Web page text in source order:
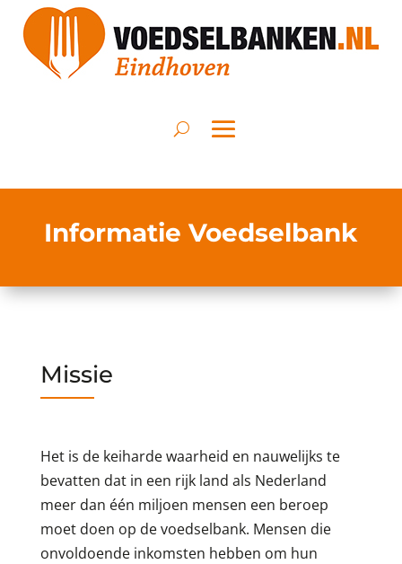
Informatie Voedselbank
Missie
Het is de keiharde waarheid en nauwelijks te
bevatten dat in een rijk land als Nederland
meer dan één miljoen mensen een beroep
moet doen op de voedselbank. Mensen die
onvoldoende inkomsten hebben om hun